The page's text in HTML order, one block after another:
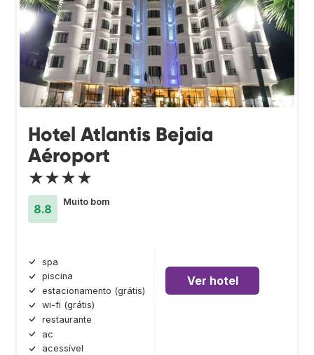
Hotel Atlantis Bejaia
Aéroport
★★★★
8.8
Muito bom
spa
piscina
estacionamento (grátis)
wi-fi (grátis)
restaurante
ac
acessível
Ver hotel